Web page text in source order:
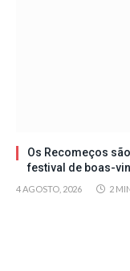
Os Recomeços
festival de boas-
4 AGOSTO, 2026 2